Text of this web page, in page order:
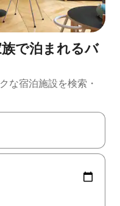
で泊まれるバ
な宿泊施設を検索・
印キーを使って移動するか